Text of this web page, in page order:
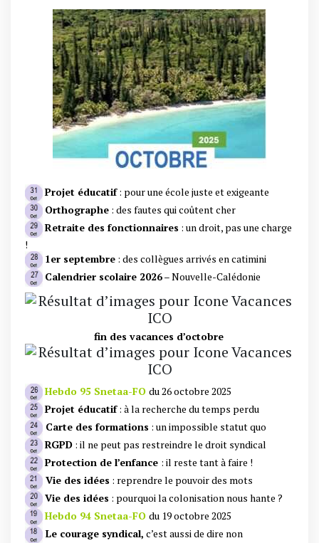
Projet éducatif: pour une école juste et exigeante
Orthographe : des fautes qui coûtent cher
Retraite des fonctionnaires : un droit, pas une charge
!
1er septembre : des collègues arrivés en catimini
Calendrier scolaire 2026– Nouvelle-Calédonie
fin des vacances d’octobre
Hebdo 95 Snetaa-FO du 26 octobre 2025
Projet éducatif: à la recherche du temps perdu
Carte des formations : un impossible statut quo
RGPD : il ne peut pas restreindre le droit syndical
Protection de l’enfance : il reste tant à faire !
Vie des idées : reprendre le pouvoir des mots
Vie des idées : pourquoi la colonisation nous hante ?
Hebdo 94 Snetaa-FO du 19 octobre 2025
Le courage syndical, c’est aussi de dire non